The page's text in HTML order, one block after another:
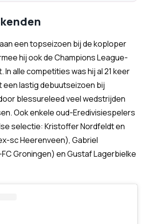
een topseizoen bij de koploper
hij ook de Champions League-
alle competities was hij al 21 keer
een lastig debuutseizoen bij
blessureleed veel wedstrijden
Ook enkele oud-Eredivisiespelers
selectie: Kristoffer Nordfeldt en
sc Heerenveen), Gabriel
Groningen) en Gustaf Lagerbielke